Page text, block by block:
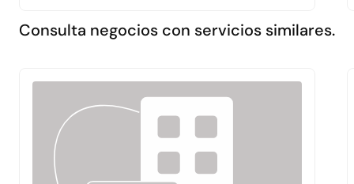
Consulta negocios con servicios similares.